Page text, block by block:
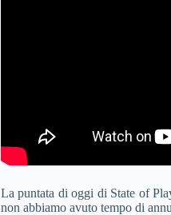
La puntata di oggi di State of
non abbiamo avuto tempo di